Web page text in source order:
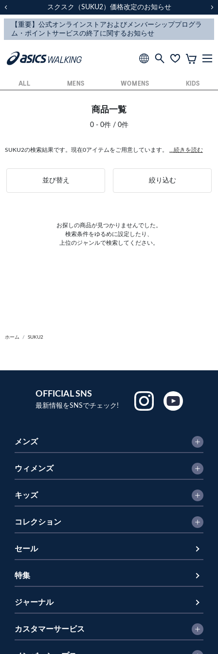
スクスク（SUKU2）価格改定のお知らせ
配送に関するお知らせ
スクスク（SUKU2）価格改定のお知らせ
配送に関するお知らせ
ALL MENS WOMENS KIDS
商品一覧
0 - 0件 / 0件
SUKU2の検索結果です。現在0アイテムをご用意しています。 ...続きを読む
並び替え 絞り込む
お探しの商品が見つかりませんでした。
検索条件をゆるめに設定したり、
上位のジャンルで検索してください。
ホーム SUKU2
OFFICIAL SNS
最新情報をSNSでチェック!
メンズ
ウィメンズ
キッズ
コレクション
セール
特集
ジャーナル
カスタマーサービス